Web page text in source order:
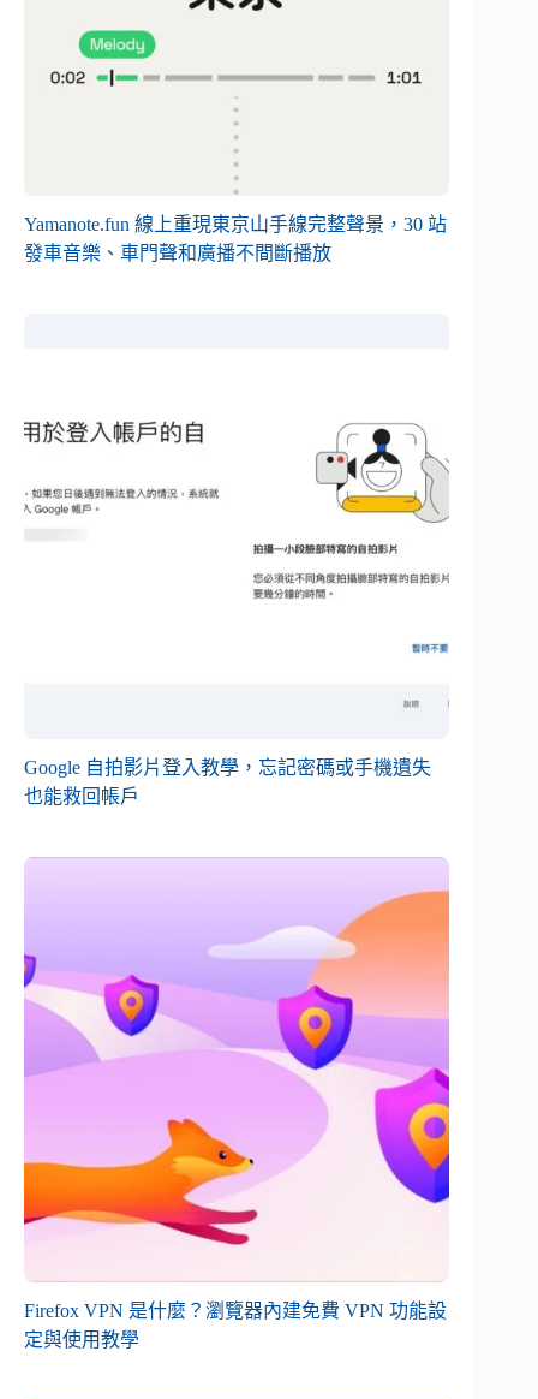
Yamanote.fun 線上重現東京山手線完整聲景，30 站
發車音樂、車門聲和廣播不間斷播放
Google 自拍影片登入教學，忘記密碼或手機遺失
也能救回帳戶
Firefox VPN 是什麼？瀏覽器內建免費 VPN 功能設
定與使用教學